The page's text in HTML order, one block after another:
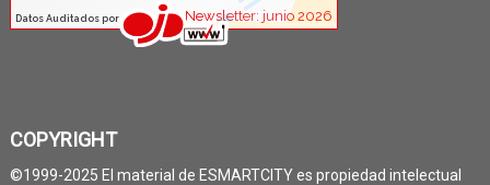
COPYRIGHT
©1999-2025 El material de ESMARTCITY es propiedad intelectual